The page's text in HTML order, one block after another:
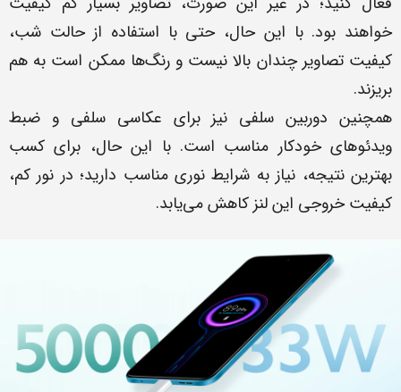
خواهند بود. با این حال، حتی با استفاده از حالت شب،
کیفیت تصاویر چندان بالا نیست و رنگ‌ها ممکن است به هم
بریزند.
همچنین دوربین سلفی نیز برای عکاسی سلفی و ضبط
ویدئوهای خودکار مناسب است. با این حال، برای کسب
بهترین نتیجه، نیاز به شرایط نوری مناسب دارید؛ در نور کم،
کیفیت خروجی این لنز کاهش می‌یابد.